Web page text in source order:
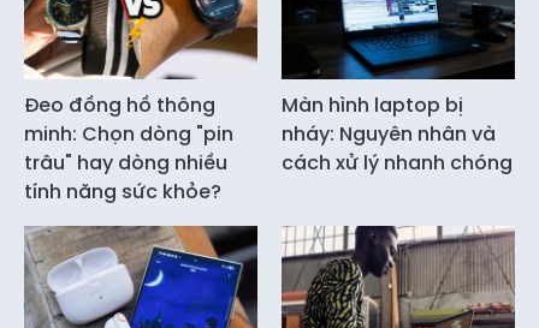
Đeo đồng hồ thông
minh: Chọn dòng "pin
trâu" hay dòng nhiều
tính năng sức khỏe?
Màn hình laptop bị
nháy: Nguyên nhân và
cách xử lý nhanh chóng